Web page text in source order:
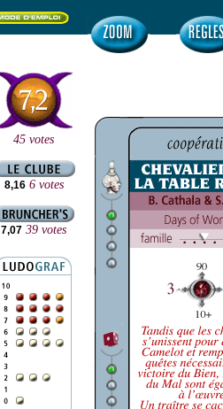
45 votes
8,16 6 votes
7,07 39 votes